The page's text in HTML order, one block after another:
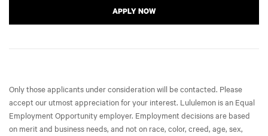
APPLY NOW
Only those applicants under consideration will be contacted. Please
accept our utmost appreciation for your interest. Lululemon is an Equal
Employment Opportunity employer. Employment decisions are based
on merit and business needs, and not on race, color, creed, age, sex,